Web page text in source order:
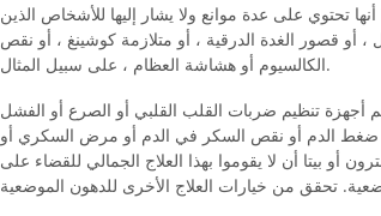
تحتوي على عدة موانع ولا يشار إليها للأشخاص الذين
أو قصور الغدة الدرقية ، أو متلازمة كوشينغ ، أو نقص
الكالسيوم أو هشاشة العظام ، على سبيل المثال.
أجهزة تنظيم ضربات القلب القلبي أو الصرع أو الفشل
ضغط الدم أو نقص السكر في الدم أو مرض السكري أو
أو بيتا أن لا يقوموا بهذا العلاج الجمالي للقضاء على